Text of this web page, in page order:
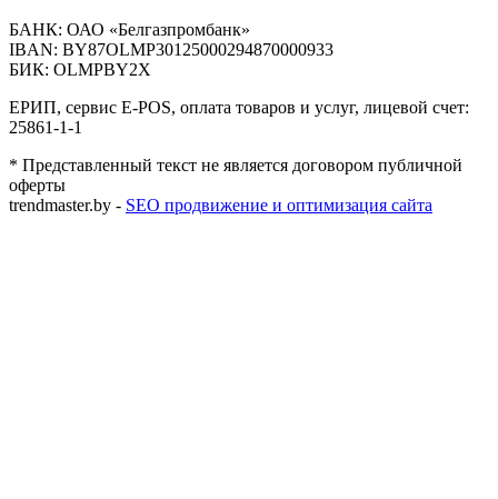
БАНК: ОАО «Белгазпромбанк»
IBAN: BY87OLMP30125000294870000933
БИК: OLMPBY2X
ЕРИП, сервис E-POS, оплата товаров и услуг, лицевой счет:
25861-1-1
* Представленный текст не является договором публичной
оферты
trendmaster.by - SEO продвижение и оптимизация сайта